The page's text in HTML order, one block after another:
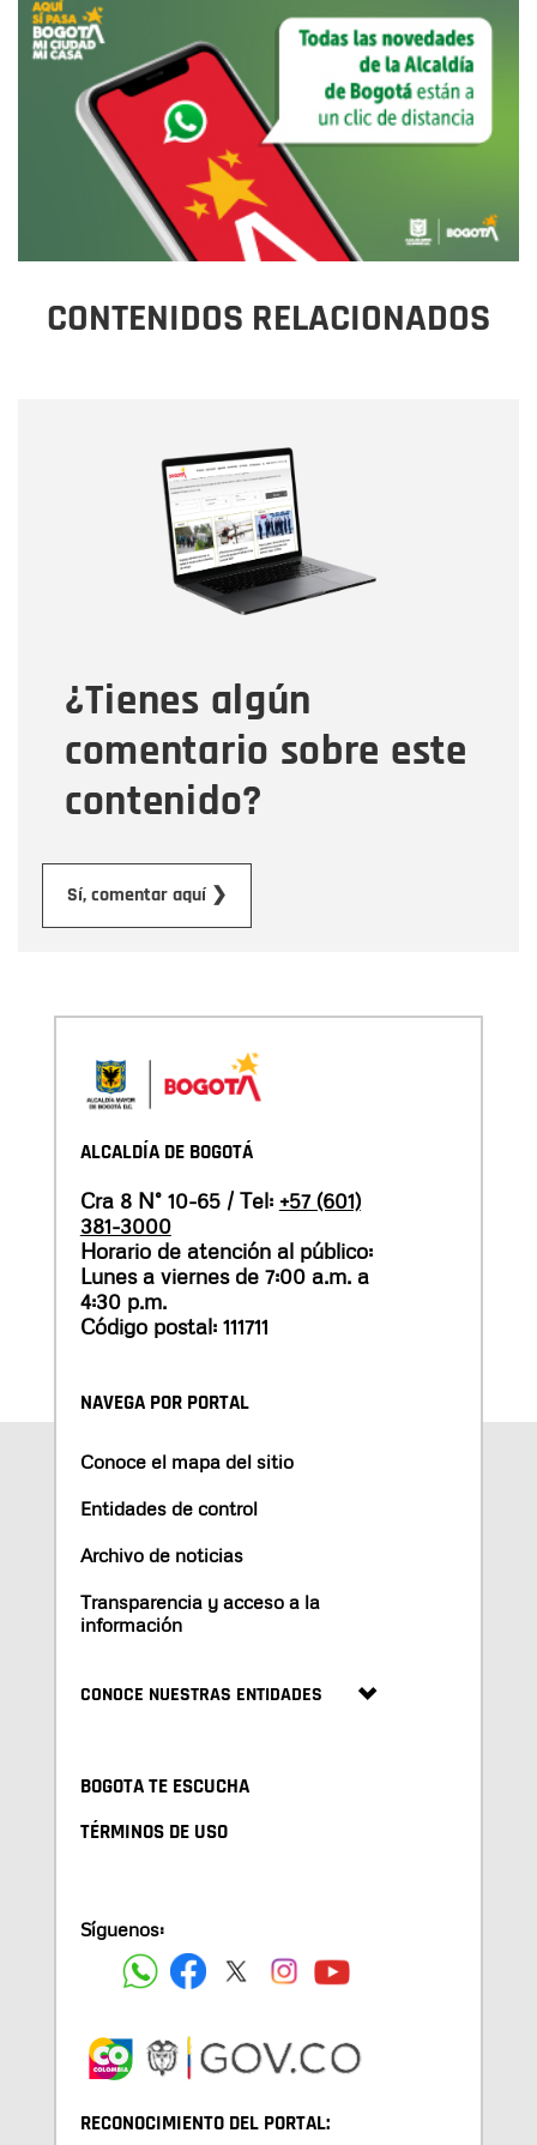
CONTENIDOS RELACIONADOS
¿Tienes algún
comentario sobre este
contenido?
Sí, comentar aquí ❯
Correo electrónico
Tipo de comentario
Mensaje
ALCALDÍA DE BOGOTÁ
Cra 8 N° 10-65 / Tel: +57 (601)
381-3000
Horario de atención al público:
Lunes a viernes de 7:00 a.m. a
4:30 p.m.
Código postal: 111711
NAVEGA POR PORTAL
Conoce el mapa del sitio
Entidades de control
Archivo de noticias
Transparencia y acceso a la
información
CONOCE NUESTRAS ENTIDADES
BOGOTA TE ESCUCHA
TÉRMINOS DE USO
Síguenos:
RECONOCIMIENTO DEL PORTAL: